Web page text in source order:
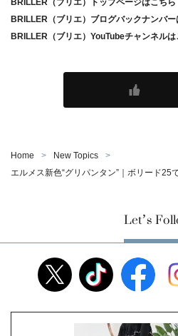
BRILLER（ブリエ）トップページはこちら
BRILLER（ブリエ）ブログバックナンバー
BRILLER（ブリエ）YouTubeチャンネルは
Home
New Topics
エルメス新色“グリパンタン”｜ボリード25
Let’s